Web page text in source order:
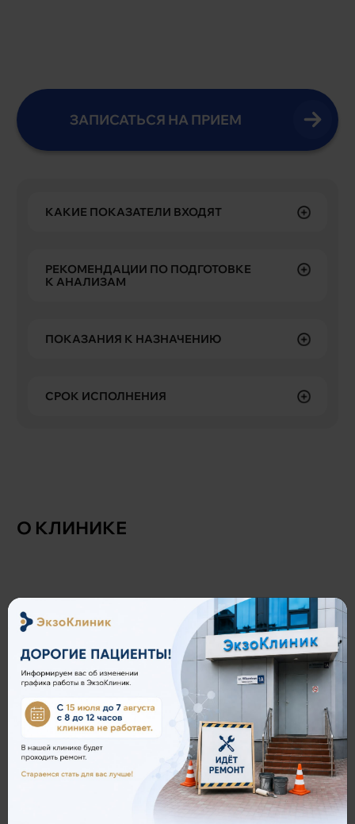
ЗАПИСАТЬСЯ НА ПРИЕМ
КАКИЕ ПОКАЗАТЕЛИ ВХОДЯТ
РЕКОМЕНДАЦИИ ПО ПОДГОТОВКЕ
К АНАЛИЗАМ
ПОКАЗАНИЯ К НАЗНАЧЕНИЮ
СРОК ИСПОЛНЕНИЯ
О КЛИНИКЕ
ЗАПИСАТЬСЯ НА ПРИЁМ
Позвоните по телефону:
7 (848) 265-03-85
или оставьте заявку и мы перезвоним